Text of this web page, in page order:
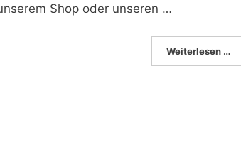
Shop oder unseren …
Weiterlesen …